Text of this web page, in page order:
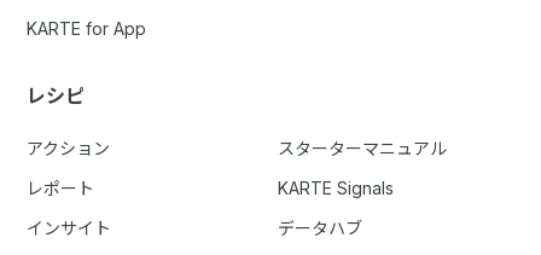
KARTE for App
レシピ
アクション
スターターマニュアル
レポート
KARTE Signals
インサイト
データハブ